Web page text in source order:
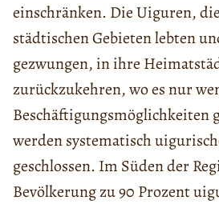
einschränken. Die Uiguren,
städtischen Gebieten lebten
gezwungen, in ihre
zurückzukehren, wo es nur
Beschäftigungsmöglichkeiten
werden systematisch
geschlossen. Im Süden der
Bevölkerung zu 90 Prozent